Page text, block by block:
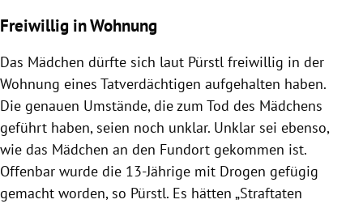
Freiwillig in Wohnung
Das Mädchen dürfte sich laut Pürstl freiwillig in der
Wohnung eines Tatverdächtigen aufgehalten haben.
Die genauen Umstände, die zum Tod des Mädchens
geführt haben, seien noch unklar. Unklar sei ebenso,
wie das Mädchen an den Fundort gekommen ist.
Offenbar wurde die 13-Jährige mit Drogen gefügig
gemacht worden, so Pürstl. Es hätten „Straftaten